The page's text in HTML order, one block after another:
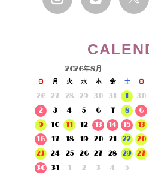
2026年8月
日 月 火 水 木 金
土
26
27 28 29 30 31
1
2
3 4 5 6 7
8
9
10 11 12 13 14
15
16
17 18 19 20 21
22
23
24 25 26 27 28
29
30
31 1 2 3 4 5
日
30
6
13
20
27